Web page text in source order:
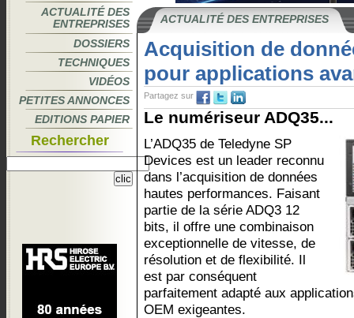
ACTUALITÉ DES
ENTREPRISES
DOSSIERS
TECHNIQUES
VIDÉOS
PETITES ANNONCES
EDITIONS PAPIER
Rechercher
ACTUALITÉ DES ENTREPRISES
Acquisition de
pour applications
Partagez sur
Le numériseur ADQ35...
L’ADQ35 de Teledyne SP
Devices est un leader reconnu
dans l’acquisition de données
hautes performances. Faisant
partie de la série ADQ3 12
bits, il offre une combinaison
exceptionnelle de vitesse, de
résolution et de flexibilité. Il
est par conséquent
parfaitement adapté aux
OEM exigeantes.